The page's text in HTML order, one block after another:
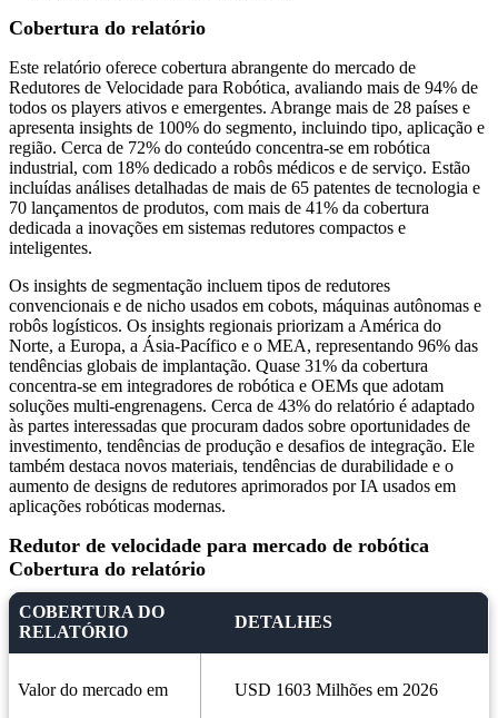
Cobertura do relatório
Este relatório oferece cobertura abrangente do mercado de
Redutores de Velocidade para Robótica, avaliando mais de 94% de
todos os players ativos e emergentes. Abrange mais de 28 países e
apresenta insights de 100% do segmento, incluindo tipo, aplicação e
região. Cerca de 72% do conteúdo concentra-se em robótica
industrial, com 18% dedicado a robôs médicos e de serviço. Estão
incluídas análises detalhadas de mais de 65 patentes de tecnologia e
70 lançamentos de produtos, com mais de 41% da cobertura
dedicada a inovações em sistemas redutores compactos e
inteligentes.
Os insights de segmentação incluem tipos de redutores
convencionais e de nicho usados ​​em cobots, máquinas autônomas e
robôs logísticos. Os insights regionais priorizam a América do
Norte, a Europa, a Ásia-Pacífico e o MEA, representando 96% das
tendências globais de implantação. Quase 31% da cobertura
concentra-se em integradores de robótica e OEMs que adotam
soluções multi-engrenagens. Cerca de 43% do relatório é adaptado
às partes interessadas que procuram dados sobre oportunidades de
investimento, tendências de produção e desafios de integração. Ele
também destaca novos materiais, tendências de durabilidade e o
aumento de designs de redutores aprimorados por IA usados ​​em
aplicações robóticas modernas.
Redutor de velocidade para mercado de robótica
Cobertura do relatório
COBERTURA DO
RELATÓRIO
DETALHES
Valor do mercado em USD 1603 Milhões em 2026